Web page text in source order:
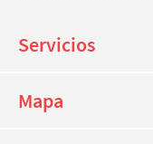
Servicios
Mapa